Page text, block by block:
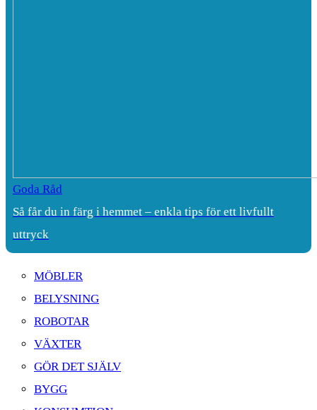
Goda Råd
Så får du in färg i hemmet – enkla tips för ett livfullt
uttryck
MÖBLER
BELYSNING
ROBOTAR
VÄXTER
GÖR DET SJÄLV
BYGG